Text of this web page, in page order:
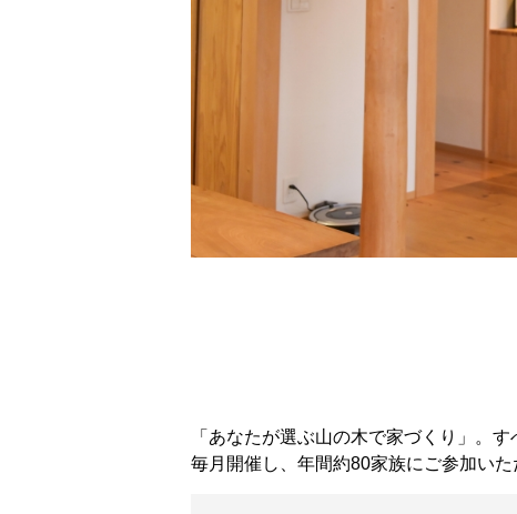
「あなたが選ぶ山の木で家づくり」。
毎月開催し、年間約80家族にご参加いた